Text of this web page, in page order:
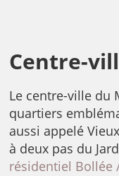
Centre-
Le centre-ville du
quartiers
aussi appelé
à deux pas du
résidentiel Bollée